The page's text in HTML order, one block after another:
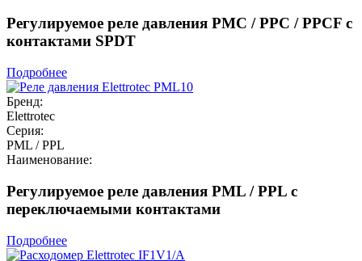
Регулируемое реле давления PMC / PPC / PPCF с
контактами SPDT
Подробнее
Бренд:
Elettrotec
Серия:
PML / PPL
Наименование:
Регулируемое реле давления PML / PPL с
переключаемыми контактами
Подробнее